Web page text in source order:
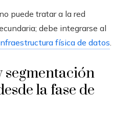
puede tratar a la red
debe integrarse al
física de datos.
segmentación
la fase de